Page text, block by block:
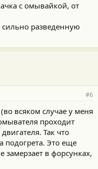
с омывайкой, от
разведенную
#6
всяком случае у меня
проходит
Так что
подогрета. Это еще
в форсунках,